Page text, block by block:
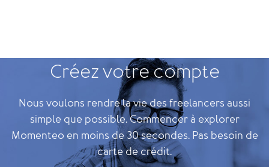
Créez votre compte
Nous voulons rendre la vie des freelancers aussi
simple que possible. Commencer à explorer
Momenteo en moins de 30 secondes. Pas besoin de
carte de crédit.